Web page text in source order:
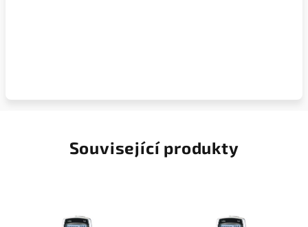
Související produkty